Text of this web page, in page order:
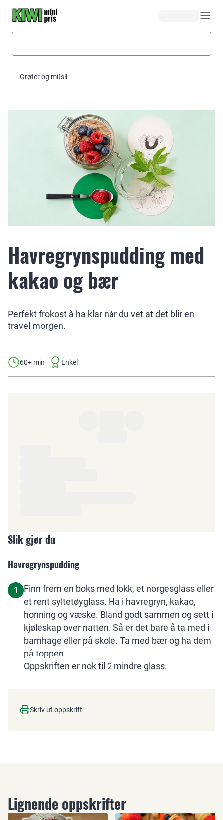
Grøter og müsli
Havregrynspudding med
kakao og bær
Perfekt frokost å ha klar når du vet at det blir en
travel morgen.
60+ min Enkel
Slik gjør du
Havregrynspudding
1
Finn frem en boks med lokk, et norgesglass eller
et rent syltetøyglass. Ha i havregryn, kakao,
honning og væske. Bland godt sammen og sett i
kjøleskap over natten. Så er det bare å ta med i
barnhage eller på skole. Ta med bær og ha dem
på toppen.
Oppskriften er nok til 2 mindre glass.
Skriv ut oppskrift
Lignende oppskrifter